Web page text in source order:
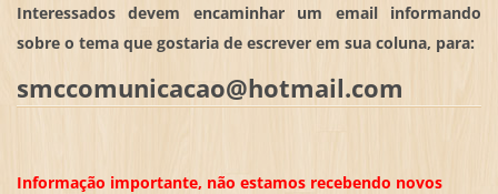
Interessados devem encaminhar um email informando
sobre o tema que gostaria de escrever em sua coluna, para:
smccomunicacao@hotmail.com
Informação importante, não estamos recebendo novos